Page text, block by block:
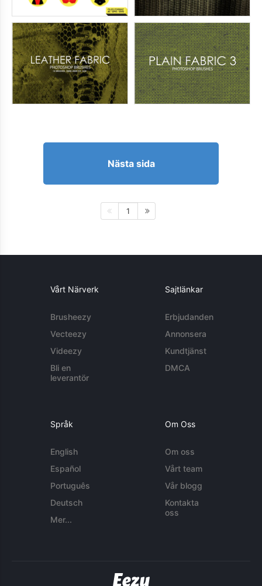
Nästa sida
1
Vårt Närverk
Brusheezy
Vecteezy
Videezy
Bli en
leverantör
Sajtlänkar
Erbjudanden
Annonsera
Kundtjänst
DMCA
Språk
English
Español
Português
Deutsch
Mer...
Om Oss
Om oss
Vårt team
Vår blogg
Kontakta
oss